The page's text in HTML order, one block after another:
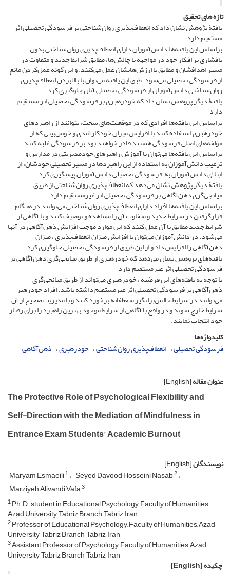
تازه های تحقیق
یافتۀ پژوهش نشان داد که انعطاف‌پذیری روان‌شناختی بر فرسودگی تحصیلی اثر
مستقیم دارد.
براساس این یافته‌ها دانش‌آموزان دارای انعطاف‌پذیری روان‌شناختی بدون
پافشاری بر افکار خود در مواجهه با چالش‌ها، مطابق شرایط جدید و متفاوت در
مسیر اهدافشان و مطابق با ارزش‌هایشان عمل می‌کنند. و این گونه عمل‌کردن مانع
از فرسودگی تحصیلی می‌شود. طبق این یافته می‌توان با بالا‌بردن انعطاف‌پذیری
روان‌شناختی دانش‌آموزان از فرسودگی تحصیلی آنان جلوگیری کرد.
یافتۀ دیگر پژوهش نشان داد که خودرهبری بر فرسودگی تحصیلی اثر مستقیم
دارد
براساس این یافته‌ها افرادی که در موقعیت‌های سخت، بتوانند از راهبردهای
خودرهبری استفاده کنند با افزایش میزان خودکارآمدی و خوش‌بینی که از
مؤلفه‌های اصلی فرسودگی هستند قادر خواهند بود بر فرسودگی غلبه کنند.
براساس این یافته‌ها می‌توان با آموزش راهبرهای خودمدیریتی در مدارس و
ترغیب دانش‌آموزان به استفاده از این راهبردها در مسیر تحصیلی خودشان، از
ابتلای دانش‌آموزان به فرسودگی تحصیلی دانش‌آموزان پیشگیری کرد.
یافتۀ دیگر پژوهش نشان می‌دهد که انعطاف‌پذیری روان‌شناختی از طریق
میانجی‌گری ذهن‌آگاهی بر فرسودگی تحصیلی اثر غیرمستقیم دارد
براساس این یافته‌ها افراد دارای انعطاف‌پذیری روان‌شناختی می‌توانند در هنگام
قرارگرفتن در شرایط جدید و متفاوت آن را مشاهده و توصیف کنند و با آگاهی از
شرایط جدید مطابق با آن عمل کنند که این موارد موجب افزایش ذهن‌آگاهی در آنها
می‌شود. در دانش‌آموزان می‌توان با افزایش میزان انعطاف‌پذیری ، میزان
ذهن‌آگاهی را افزایش داد و از این طریق از فرسودگی تحصیلی جلوگیری کرد.
یافته‌های پژوهش نشان می‌دهد که خودرهبری از طریق میانجی‌گری ذهن‌آگاهی بر
فرسودگی تحصیلی اثر غیرمستقیم دارد
با توجه به یافته‌های این فرضیه ، خود‌رهبری می‌تواند از طریق میانجی‌گری
ذهن‌آگاهی بر فرسودگی تحصیلی اثر غیرمستقیم داشته باشد. افراد خود‌رهبر
می‌توانند در شرایط چالش‌برانگیز منعطفانه برخورد کنند و با مدیریت صحیح از آن
شرایط خارج شوند و در واقع با آگاهی از شرایط موجود بهترین راهبرد را برای رفتار
خود انتخاب نمایند.
کلیدواژه‌ها
فرسودگی تحصیلی انعطاف‌پذیری روان‌شناختی خودرهبری ذهن‌آگاهی
عنوان مقاله[English]
The Protective Role of Psychological Flexibility and
Self-Direction with the Mediation of Mindfulness in
Entrance Exam Students' Academic Burnout
نویسندگان[English]
Maryam Esmaeili1 Seyed Davood Hosseini Nasab2
Marziyeh Alivandi Vafa3
1Ph.D. student in Educational Psychology, Faculty of Humanities,
Azad University, Tabriz Branch, Tabriz, Iran.
2Professor of Educational Psychology, Faculty of Humanities, Azad
University, Tabriz Branch, Tabriz, Iran
3Assistant Professor of Psychology, Faculty of Humanities, Azad
University, Tabriz Branch ,Tabriz, Iran
چکیده[English]